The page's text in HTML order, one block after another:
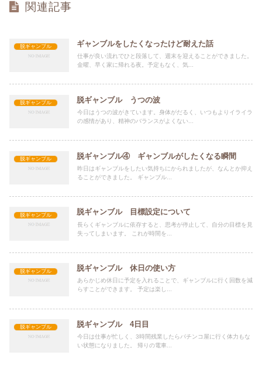
関連記事
脱ギャンブル ギャンブルをしたくなったけど耐えた話
仕事が良い流れでひと段落して、週末を迎えることができました。
金曜、早く家に帰れる夜。予定もなく、気...
脱ギャンブル 脱ギャンブル うつの波
今日はうつの波がきています。身体がだるく、いつもよりイライラ
の感情があり、精神のバランスがよくない...
脱ギャンブル 脱ギャンブル④ ギャンブルがしたくなる瞬間
昨日はギャンブルをしたい気持ちにかられましたが、なんとか抑え
ることができました。 ギャンブル...
脱ギャンブル 脱ギャンブル 目標設定について
長らくギャンブルに依存すると、思考が停止して、自分の目標を見
失ってしまいます。 これが時間を...
脱ギャンブル 脱ギャンブル 休日の使い方
あらかじめ休日に予定を入れることで、ギャンブルに行く回数を減
らすことができます。 予定は楽し...
脱ギャンブル 脱ギャンブル 4日目
今日は仕事が忙しく、3時間残業したらパチンコ屋に行く体力もな
い状態になりました。 帰りの電車...